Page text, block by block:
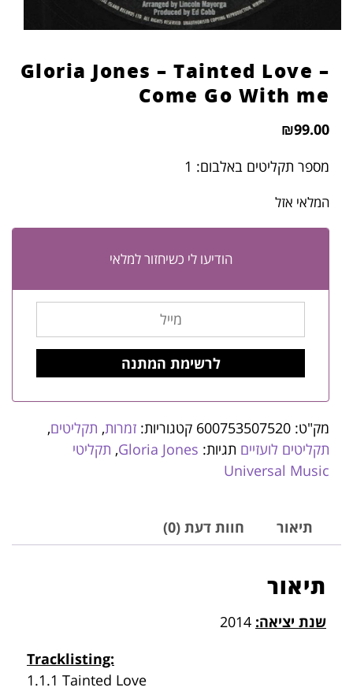
Gloria Jones – Tainted Love –
Come Go With me
₪99.00
מספר תקליטים באלבום: 1
המלאי אזל
הודיעו לי כשיחזור למלאי
מק"ט: 600753507520 קטגוריות: זמרות, תקליטים,
תקליטים לועזיים תגיות: Gloria Jones
, תקליטי
Universal Music
תיאור חוות דעת (0)
תיאור
שנת יציאה:
Tracklisting:
1.1.1 Tainted Love